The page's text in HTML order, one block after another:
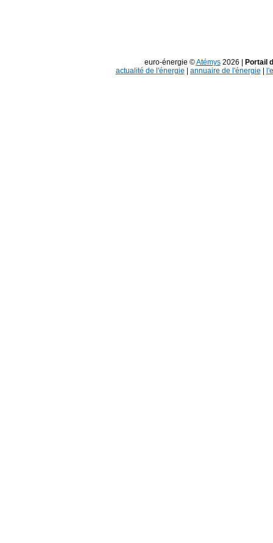
euro-énergie ©Atémys2026 |
Portail
actualité de l'énergie
annuaire de l'énergie